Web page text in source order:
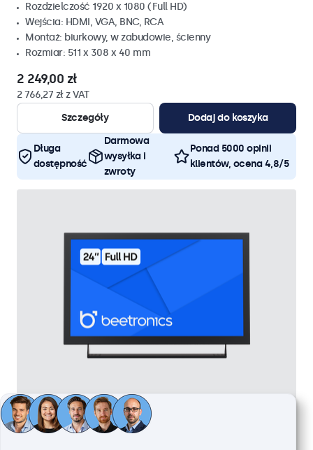
Rozdzielczość 1920 x 1080 (Full HD)
Wejścia: HDMI, VGA, BNC, RCA
Montaż: biurkowy, w zabudowie, ścienny
Rozmiar: 511 x 308 x 40 mm
2 249,00 zł
2 766,27 zł z VAT
Szczegóły
Dodaj do koszyka
Długa
dostępność
Darmowa
wysyłka i
zwroty
Ponad 5000 opinii
klientów, ocena 4,8/5
Monitor 24" Metalowy
Kod produktu:24HD7M